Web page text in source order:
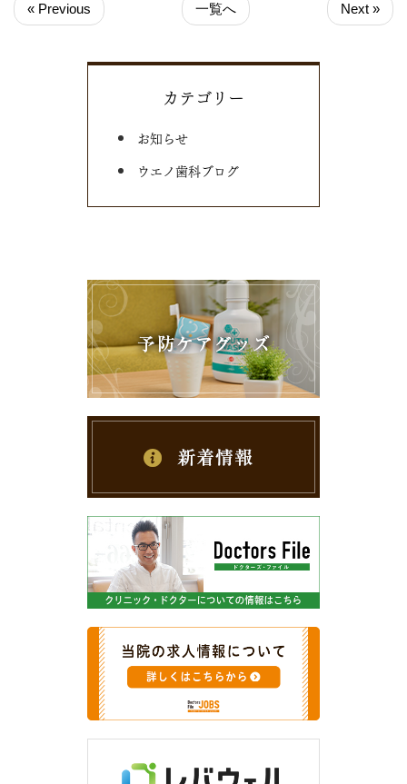
« Previous 一覧へ Next »
カテゴリー
お知らせ
ウエノ歯科ブログ